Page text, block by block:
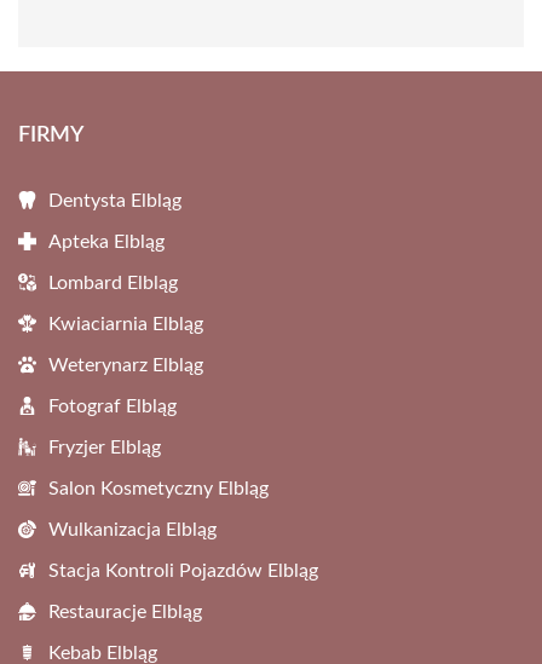
FIRMY
Dentysta Elbląg
Apteka Elbląg
Lombard Elbląg
Kwiaciarnia Elbląg
Weterynarz Elbląg
Fotograf Elbląg
Fryzjer Elbląg
Salon Kosmetyczny Elbląg
Wulkanizacja Elbląg
Stacja Kontroli Pojazdów Elbląg
Restauracje Elbląg
Kebab Elbląg